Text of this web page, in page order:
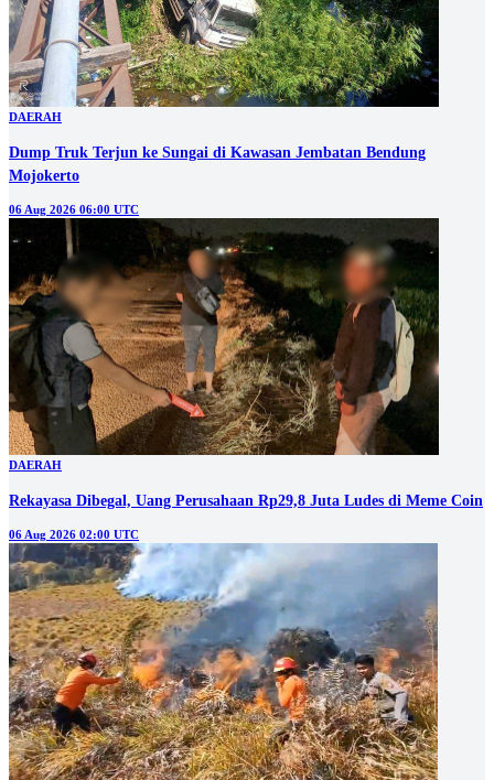
DAERAH
Dump Truk Terjun ke Sungai di Kawasan Jembatan Bendung
Mojokerto
06 Aug 2026 06:00 UTC
DAERAH
Rekayasa Dibegal, Uang Perusahaan Rp29,8 Juta Ludes di Meme Coin
06 Aug 2026 02:00 UTC